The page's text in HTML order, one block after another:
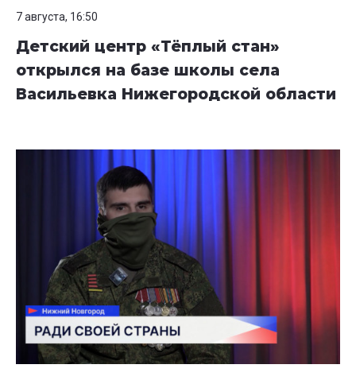
7 августа, 16:50
Детский центр «Тёплый стан»
открылся на базе школы села
Васильевка Нижегородской области